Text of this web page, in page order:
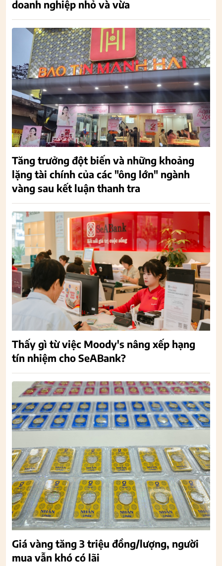
doanh nghiệp nhỏ và vừa
Tăng trưởng đột biến và những khoảng
lặng tài chính của các "ông lớn" ngành
vàng sau kết luận thanh tra
Thấy gì từ việc Moody's nâng xếp hạng
tín nhiệm cho SeABank?
Giá vàng tăng 3 triệu đồng/lượng, người
mua vẫn khó có lãi